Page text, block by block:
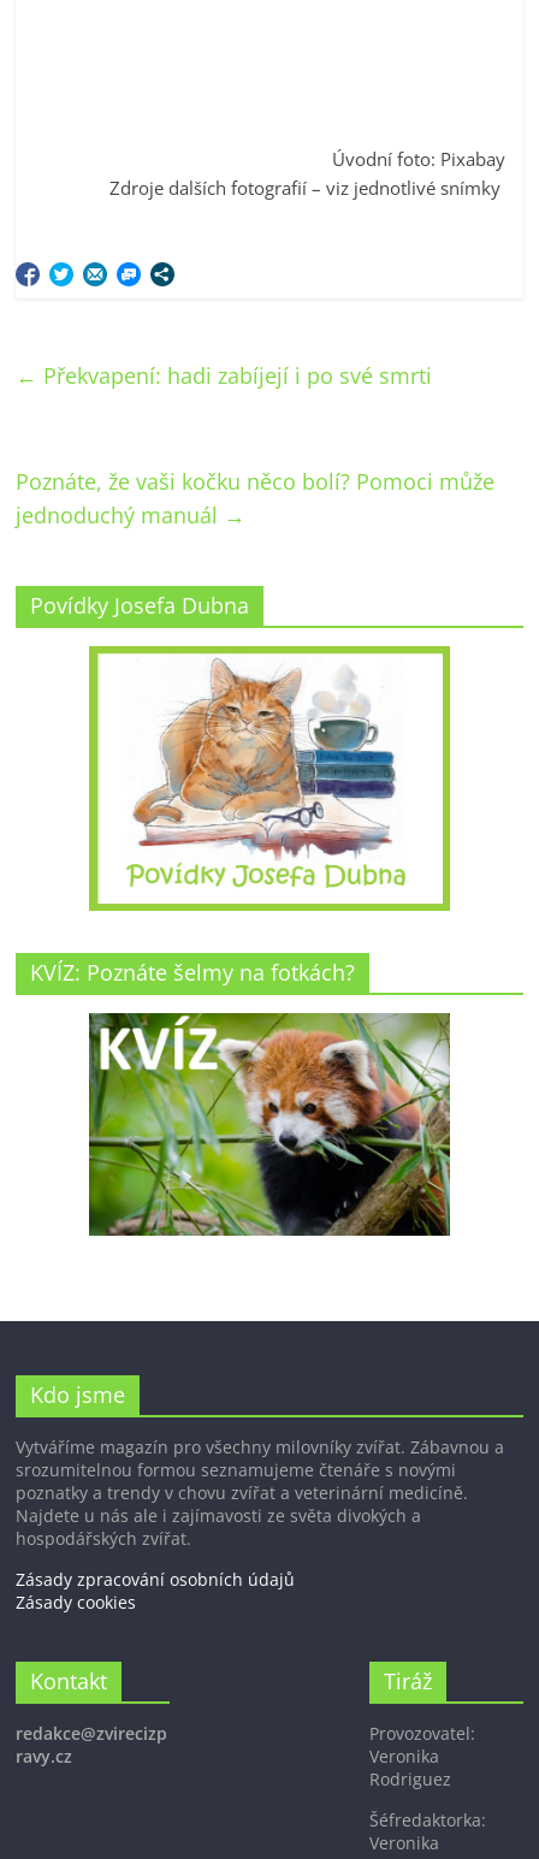
Úvodní foto: Pixabay
Zdroje dalších fotografií – viz jednotlivé snímky
← Překvapení: hadi zabíjejí i po své smrti
Poznáte, že vaši kočku něco bolí? Pomoci může
jednoduchý manuál →
Povídky Josefa Dubna
KVÍZ: Poznáte šelmy na fotkách?
Kdo jsme
Vytváříme magazín pro všechny milovníky zvířat. Zábavnou a
srozumitelnou formou seznamujeme čtenáře s novými
poznatky a trendy v chovu zvířat a veterinární medicíně.
Najdete u nás ale i zajímavosti ze světa divokých a
hospodářských zvířat.
Zásady zpracování osobních údajů
Zásady cookies
Kontakt
redakce@zvirecizp
ravy.cz
Tiráž
Provozovatel:
Veronika
Rodriguez
Šéfredaktorka:
Veronika